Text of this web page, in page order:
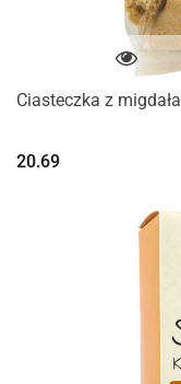
Ciasteczka z
20.69